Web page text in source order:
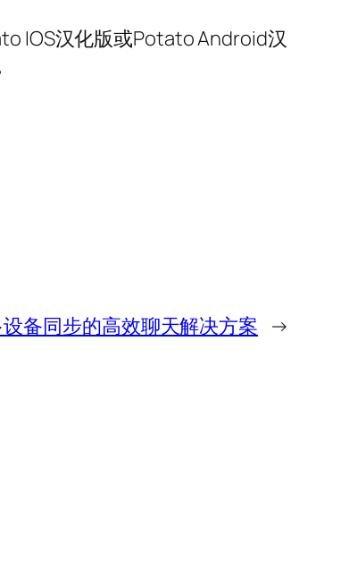
IOS汉化版或Potato Android汉
备同步的高效聊天解决方案 →